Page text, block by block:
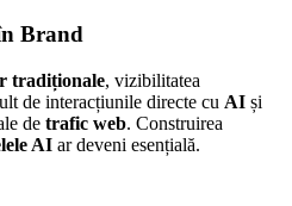
Brand
tradiționale, vizibilitatea
de interacțiunile directe cu AI și
de trafic web. Construirea
AI ar deveni esențială.